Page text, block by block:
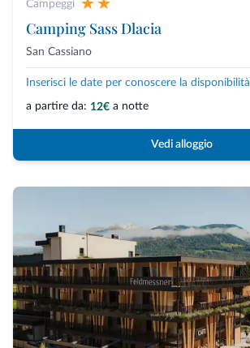
Campeggi
Camping Sass Dlacia
San Cassiano
Inserisci le date per conoscere la disponibilità
a partire da: 12€ a notte
Vedi alloggio